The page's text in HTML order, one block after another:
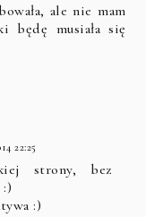
ale nie mam
będę musiała się
22:25
strony, bez
:)